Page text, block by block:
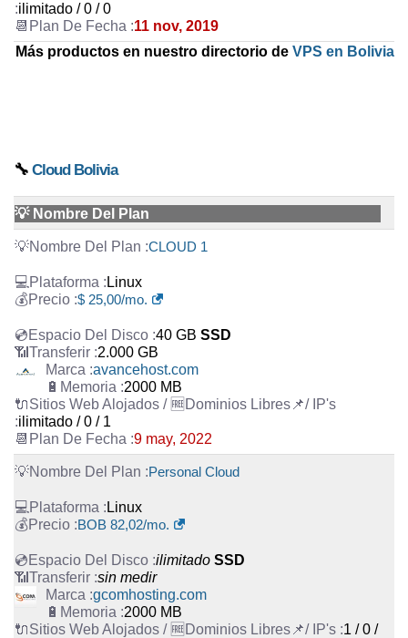
ilimitado / 0 / 0
11 nov, 2019
Más productos en nuestro directorio de VPS en Bolivia
🔧 Cloud Bolivia
💡 Nombre Del Plan
CLOUD 1
Linux
$ 25,00/mo.
40 GB SSD
2.000 GB
avancehost.com
2000 MB
ilimitado / 0 / 1
9 may, 2022
Personal Cloud
Linux
BOB 82,02/mo.
ilimitado SSD
sin medir
gcomhosting.com
2000 MB
1 / 0 /